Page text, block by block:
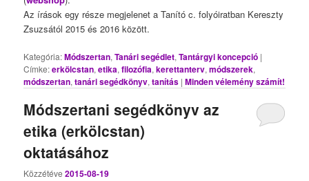
Az írások egy része megjelenet a Tanító c. folyóiratban Kereszty
Zsuzsától 2015 és 2016 között.
Kategória:Módszertan,Tanári segédlet,Tantárgyi koncepció |
Címke:erkölcstan,etika,filozófia,kerettanterv,módszerek,
módszertan,tanári segédkönyv,tanítás |Minden vélemény számít!
Módszertani segédkönyv az
etika (erkölcstan)
oktatásához
Közzétéve2015-08-19